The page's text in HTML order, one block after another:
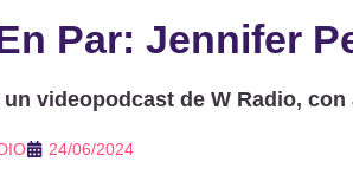
Par: Jennifer
un videopodcast de W Radio,
24/06/2024